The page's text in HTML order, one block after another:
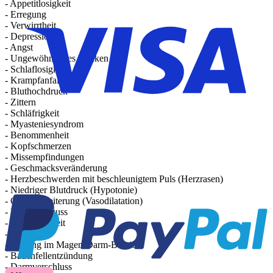
- Appetitlosigkeit
- Erregung
- Verwirrtheit
- Depression
- Angst
- Ungewöhnliches Denken
- Schlaflosigkeit
- Krampfanfall
- Bluthochdruck
- Zittern
- Schläfrigkeit
- Myasteniesyndrom
- Benommenheit
- Kopfschmerzen
- Missempfindungen
- Geschmacksveränderung
- Herzbeschwerden mit beschleunigtem Puls (Herzrasen)
- Niedriger Blutdruck (Hypotonie)
- Gefäßerweiterung (Vasodilatation)
- Brustfellerguss
- Kurzatmigkeit
- Husten
- Blutung im Magen-Darm-Bereich
- Bauchfellentzündung
- Darmverschluss